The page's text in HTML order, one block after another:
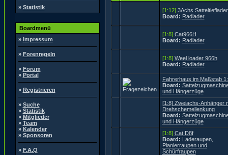
» Statistik
Boardmenü
» Impressum
» Forenregeln
» Forum
» Portal
» Registrieren
» Suche
» Statistik
» Mitglieder
» Team
» Kalender
» Sponsoren
» F.A.Q
[1:12] 3Achs Satteltieflader
Board: Radlader
[1:8] Cat966H
Board: Radlader
[1:8] Weel loader 966h
Board: Radlader
Fahrerhaus im Maßstab
Board:
und Hängerzüge
[1:8] Zweiachs-Anhänger
Drehschemellenkung
Board:
und Hängerzüge
[1:8] Cat D8f
Board: Laderaupen,
Planierraupen und
Schürfraupen